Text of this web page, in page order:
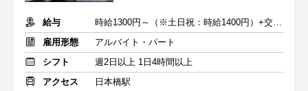
給与
時給1300円～（※土日祝：時給1400円）+交通費支給
雇用形態
アルバイト・パート
シフト
週2日以上 1日4時間以上
アクセス
日本橋駅